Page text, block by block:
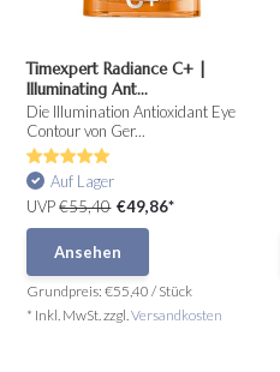
Timexpert Radiance C+ |
Illuminating Ant...
Die Illumination Antioxidant Eye
Contour von Ger...
Auf Lager
UVP€55,40 €49,86*
Ansehen
Grundpreis:€55,40 / Stück
* Inkl. MwSt. zzgl.Versandkosten